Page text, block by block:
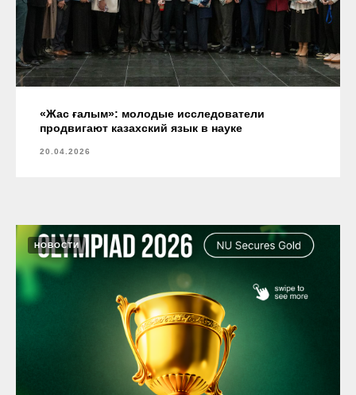
«Жас ғалым»: молодые исследователи
продвигают казахский язык в науке
20.04.2026
НОВОСТИ